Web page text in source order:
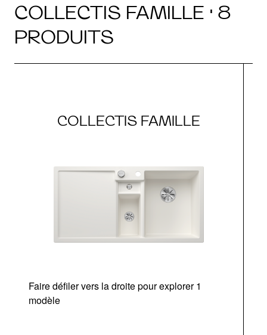
COLLECTIS FAMILLE · 8
PRODUITS
COLLECTIS FAMILLE
Faire défiler vers la droite pour explorer 1
modèle